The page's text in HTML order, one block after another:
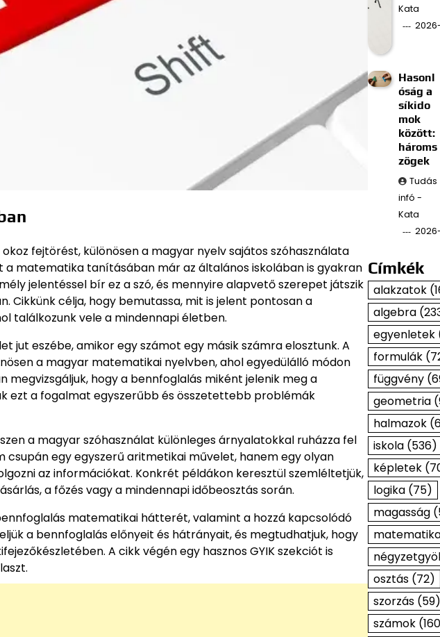
fejtörést, különösen a magyar nyelv sajátos szóhasználata
a matematika tanításában már az általános iskolában is gyakran
jelentéssel bír ez a szó, és mennyire alapvető szerepet játszik
Cikkünk célja, hogy bemutassa, mit is jelent pontosan a
találkozunk vele a mindennapi életben.
jut eszébe, amikor egy számot egy másik számra elosztunk. A
a magyar matematikai nyelvben, ahol egyedülálló módon
megvizsgáljuk, hogy a bennfoglalás miként jelenik meg a
ezt a fogalmat egyszerűbb és összetettebb problémák
a magyar szóhasználat különleges árnyalatokkal ruházza fel
egy egyszerű aritmetikai művelet, hanem egy olyan
az információkat. Konkrét példákon keresztül szemléltetjük,
a főzés vagy a mindennapi időbeosztás során.
matematikai hátterét, valamint a hozzá kapcsolódó
a bennfoglalás előnyeit és hátrányait, és megtudhatjuk, hogy
A cikk végén egy hasznos GYIK szekciót is
Kata
Hasonl
óság a
síkido
mok
között:
hároms
zögek
Tudás
infó -
Kata
Címkék
alakzatok
algebra
egyenletek
formulák
függvény
geometria
halmazok
iskola(536)
képletek
logika(75)
magasság
osztás(72)
szorzás(59)
számok